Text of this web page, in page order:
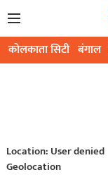
कोलकाता सिटी बंगाल
Location: User denied
Geolocation